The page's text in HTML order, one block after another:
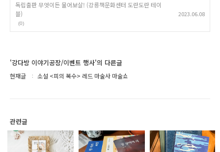
독립출판 무엇이든 물어보살! (강릉책문화센터 도란도란 테이
블)
(0)
2023.06.08
'강다방 이야기공장/이벤트 행사'의 다른글
현재글 소설 <피의 복수> 레드 마술사 마술쇼
관련글